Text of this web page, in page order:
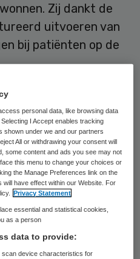
Zij dankt de
uitvoeren van
bij patiënten op de
is dat de
de artsen de ronde
KNMP-voorzitter
dinsdag uit tijdens
in het Beatrix
de prijs is een
verbonden.
personal data, like browsing data
I Accept enables tracking
shown under we and our partners
All or withdrawing your consent will
some content and ads you see may not
this menu to change your choices or
the Manage Preferences link on the
will have effect within our Website. For
Privacy Statement
essential and statistical cookies,
as a person
data to provide:
scan device characteristics for